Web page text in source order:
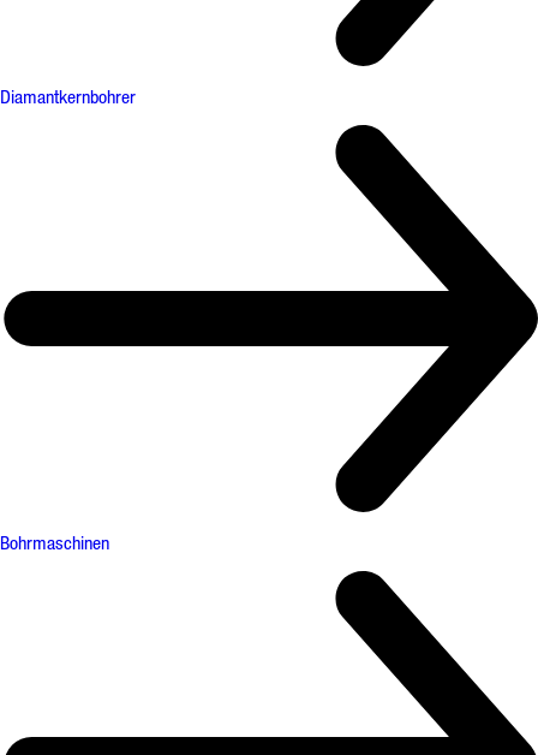
Diamantkernbohrer
Bohrmaschinen